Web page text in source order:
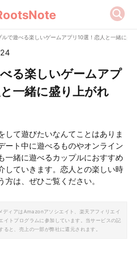
ルで遊べる楽しいゲームアプリ10選！恋人と一緒に盛
る楽しいゲームアプ
一緒に盛り上がれ
して遊びたいなんてことはありま
ート中に遊べるものやオンライン
一緒に遊べるカップルにおすすめ
していきます。恋人との楽しい時
方は、ぜひご覧ください。
ディアはAmazonアソシエイト、楽天アフィリエイ
イトプログラムに参加しています。当サービスの記
ると、売上の一部が弊社に還元されます。